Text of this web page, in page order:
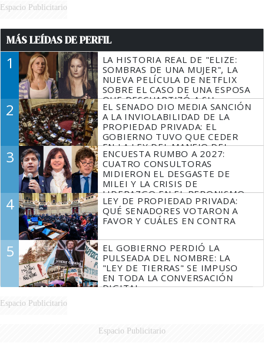
Espacio Publicitario
MÁS LEÍDAS DE PERFIL
1
LA HISTORIA REAL DE "ELIZE:
SOMBRAS DE UNA MUJER", LA
NUEVA PELÍCULA DE NETFLIX
SOBRE EL CASO DE UNA ESPOSA
QUE DESCUARTIZÓ A SU
MARIDO
2
EL SENADO DIO MEDIA SANCIÓN
A LA INVIOLABILIDAD DE LA
PROPIEDAD PRIVADA: EL
GOBIERNO TUVO QUE CEDER
EN LA LEY DEL MANEJO DEL
FUEGO
3
ENCUESTA RUMBO A 2027:
CUATRO CONSULTORAS
MIDIERON EL DESGASTE DE
MILEI Y LA CRISIS DE
LIDERAZGO EN EL PERONISMO
4
LEY DE PROPIEDAD PRIVADA:
QUÉ SENADORES VOTARON A
FAVOR Y CUÁLES EN CONTRA
5
EL GOBIERNO PERDIÓ LA
PULSEADA DEL NOMBRE: LA
"LEY DE TIERRAS" SE IMPUSO
EN TODA LA CONVERSACIÓN
DIGITAL
Espacio Publicitario
Espacio Publicitario